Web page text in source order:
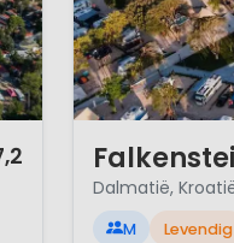
aan verse
klimaat maakt
najaar. Ontdek de
en poëten van
Dalmatië,
M Levendig